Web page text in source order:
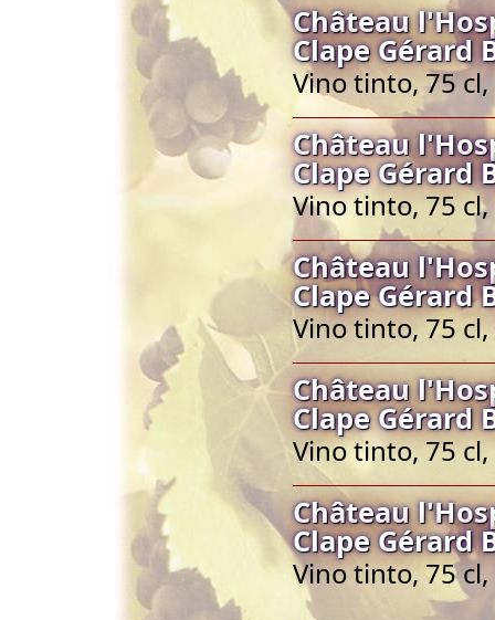
Château
Clape Gérard
Vino tinto, 75 cl,
Château
Clape Gérard
Vino tinto, 75 cl,
Château
Clape Gérard
Vino tinto, 75 cl,
Château
Clape Gérard
Vino tinto, 75 cl,
Château
Clape Gérard
Vino tinto, 75 cl,